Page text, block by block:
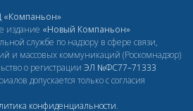
издание «Новый Компаньон»
службе по надзору в сфере связи,
и массовых коммуникаций (Роскомнадзор)
о регистрации ЭЛ №ФС77–71333
допускается только с согласия
конфиденциальности.